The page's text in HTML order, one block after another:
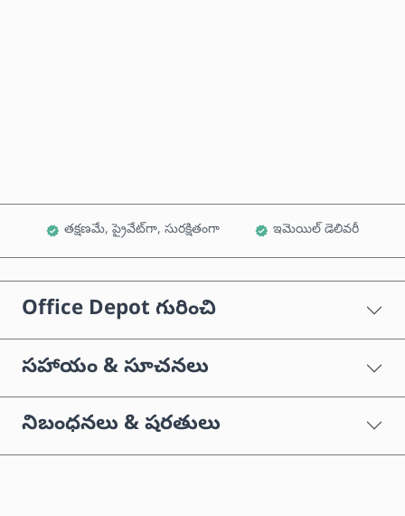
తక్షణమే, ప్రైవేట్‌గా, సురక్షితంగా ఇమెయిల్ డెలివరీ
Office Depot గురించి
సహాయం & సూచనలు
నిబంధనలు & షరతులు